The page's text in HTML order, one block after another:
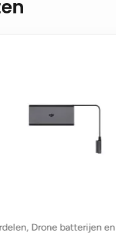
Drone batterijen en